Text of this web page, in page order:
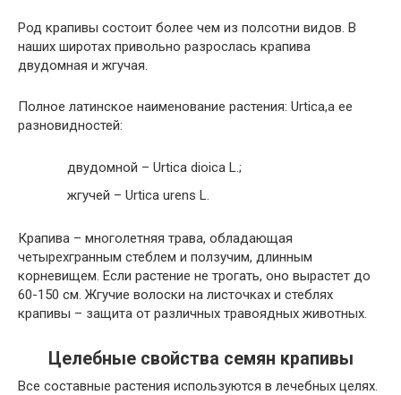
Род крапивы состоит более чем из полсотни видов. В
наших широтах привольно разрослась крапива
двудомная и жгучая.
Полное латинское наименование растения: Urtica,а ее
разновидностей:
двудомной – Urtica dioica L.;
жгучей – Urtica urens L.
Крапива – многолетняя трава, обладающая
четырехгранным стеблем и ползучим, длинным
корневищем. Если растение не трогать, оно вырастет до
60-150 см. Жгучие волоски на листочках и стеблях
крапивы – защита от различных травоядных животных.
Целебные свойства семян крапивы
Все составные растения используются в лечебных целях.